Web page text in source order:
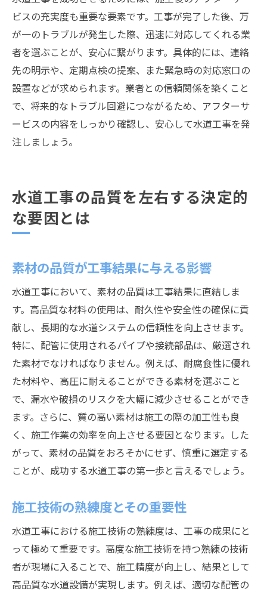
ビスの充実度も重要な要素です。工事が完了した後、万
が一のトラブルが発生した際、迅速に対応してくれる業
者を選ぶことが、安心に繋がります。具体的には、連絡
先の明示や、定期点検の提案、また緊急時の対応窓口の
設置などが求められます。業者との信頼関係を築くこと
で、将来的なトラブル回避につながるため、アフターサ
ービスの内容をしっかり確認し、安心して水道工事を発
注しましょう。
水道工事の品質を左右する決定的
な要因とは
素材の品質が工事結果に与える影響
水道工事において、素材の品質は工事結果に直結しま
す。高品質な材料の使用は、耐久性や安全性の確保に貢
献し、長期的な水道システムの信頼性を向上させます。
特に、配管に使用されるパイプや接続部品は、厳選され
た素材でなければなりません。例えば、耐腐食性に優れ
た材料や、高圧に耐えることができる素材を選ぶこと
で、漏水や破損のリスクを大幅に減少させることができ
ます。さらに、質の高い素材は施工の際の加工性も良
く、施工作業の効率を向上させる要因となります。した
がって、素材の品質をおろそかにせず、慎重に選定する
ことが、成功する水道工事の第一歩と言えるでしょう。
施工技術の熟練度とその重要性
水道工事における施工技術の熟練度は、工事の成果にと
って極めて重要です。高度な施工技術を持つ熟練の技術
者が現場に入ることで、施工精度が向上し、結果として
高品質な水道設備が実現します。例えば、適切な配管の